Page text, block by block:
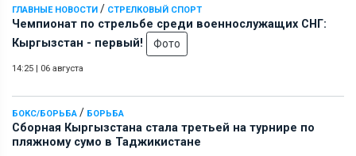
ГЛАВНЫЕ НОВОСТИ / СТРЕЛКОВЫЙ СПОРТ
Чемпионат по стрельбе среди военнослужащих СНГ:
Кыргызстан - первый!
Фото
14:25 06 августа
БОКС/БОРЬБА / БОРЬБА
Сборная Кыргызстана стала третьей на турнире по
пляжному сумо в Таджикистане